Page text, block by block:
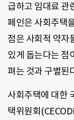
급하고 임대료 관
페인은 사회주택
점은 사회적 약자
있게 돕는다는 점
펴는 것과 구별된
사회주택에 대한
택위원회